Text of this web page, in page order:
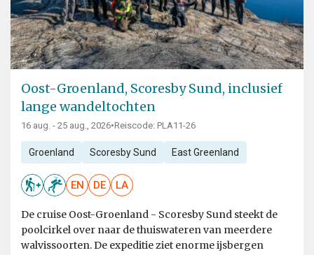
Oost-Groenland, Scoresby Sund, inclusief
lange wandeltochten
16 aug. - 25 aug., 2026•Reiscode: PLA11-26
Groenland Scoresby Sund East Greenland
EN DE LA
De cruise Oost-Groenland - Scoresby Sund steekt de
poolcirkel over naar de thuiswateren van meerdere
walvissoorten. De expeditie ziet enorme ijsbergen